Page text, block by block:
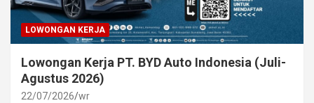
LOWONGAN KERJA
Lowongan Kerja PT. BYD Auto Indonesia (Juli-
Agustus 2026)
22/07/2026 wr